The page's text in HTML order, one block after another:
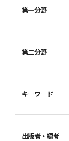
第一分野
第二分野
キーワード
出版者・編者